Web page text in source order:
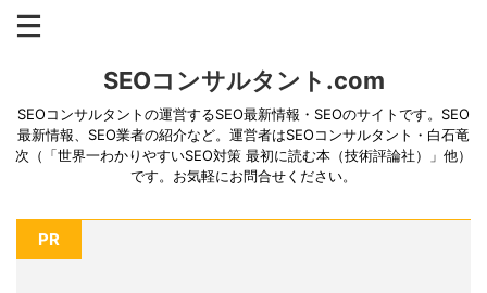
SEOコンサルタント.com
SEOコンサルタントの運営するSEO最新情報・SEOのサイトです。SEO
最新情報、SEO業者の紹介など。運営者はSEOコンサルタント・白石竜
次（「世界一わかりやすいSEO対策 最初に読む本（技術評論社）」他）
です。お気軽にお問合せください。
PR